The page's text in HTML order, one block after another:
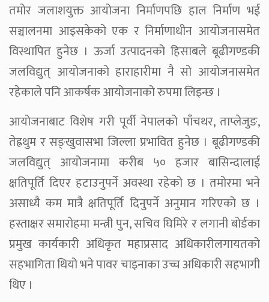
तमोर जलाशयुक्त आयोजना निर्माणपछि हाल निर्माण भई
सञ्चालनमा आइसकेको एक र निर्माणाधीन आयोजनासमेत
विस्थापित हुनेछ । ऊर्जा उत्पादनको हिसाबले बूढीगण्डकी
जलविद्युत् आयोजनाको हाराहारीमा नै सो आयोजनासमेत
रहेकाले पनि आकर्षक आयोजनाको रुपमा लिइन्छ ।
आयोजनाबाट विशेष गरी पूर्वी नेपालको पाँचथर, ताप्लेजुङ,
तेह्रथुम र सङ्खुवासभा जिल्ला प्रभावित हुनेछ । बूढीगण्डकी
जलविद्युत् आयोजनामा करीब ५० हजार बासिन्दालाई
क्षतिपूर्ति दिएर हटाउनुपर्ने अवस्था रहेको छ । तमोरमा भने
असाध्यै कम मात्रै क्षतिपूर्ति दिनुपर्ने अनुमान गरिएको छ ।
हस्ताक्षर समारोहमा मन्त्री पुन, सचिव घिमिरे र लगानी बोर्डका
प्रमुख कार्यकारी अधिकृत महाप्रसाद अधिकारीलगायतको
सहभागिता थियो भने पावर चाइनाका उच्च अधिकारी सहभागी
थिए ।